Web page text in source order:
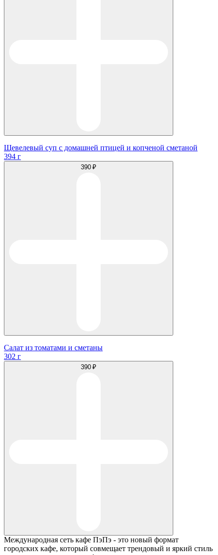
Щевелевый суп с домашней птицей и копченой сметаной
394 г
390 ₽
Салат из томатами и сметаны
302 г
390 ₽
Международная сеть кафе ПэПэ - это новый формат
городских кафе, который совмещает трендовый и яркий стиль